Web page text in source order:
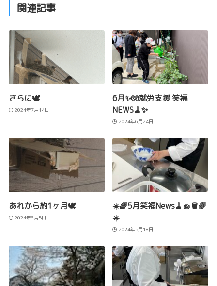
関連記事
さらに🕊️
2024年7月14日
6月✨🧤就労支援 笑福
NEWS🧹✨
2024年6月24日
あれから約1ヶ月🕊️
2024年6月5日
☀️🌈5月笑福News🧹🧽🪣🌈
☀️
2024年5月18日